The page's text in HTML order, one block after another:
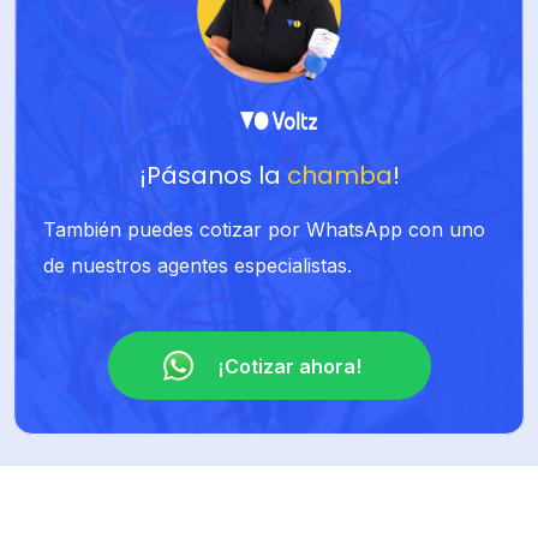
¡Pásanos la chamba!
También puedes cotizar por WhatsApp con uno
de nuestros agentes especialistas.
¡Cotizar ahora!